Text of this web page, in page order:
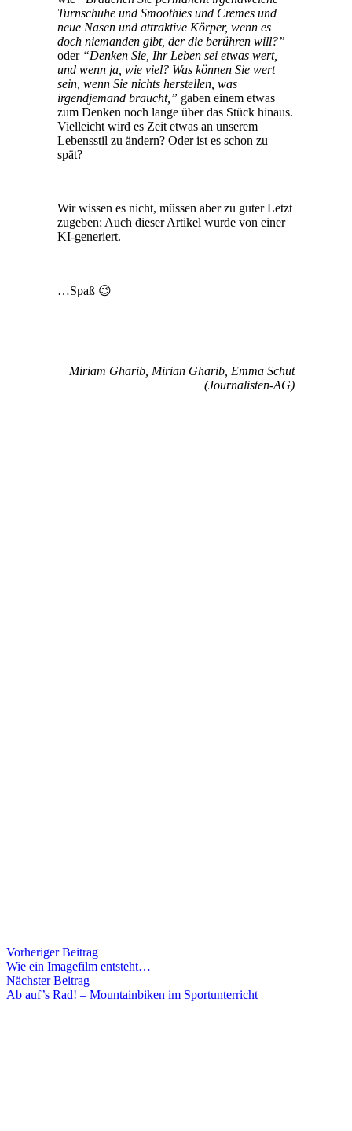
Turnschuhe und Smoothies und Cremes und
neue Nasen und attraktive Körper, wenn es
doch niemanden gibt, der die berühren will?”
oder “Denken Sie, Ihr Leben sei etwas wert,
und wenn ja, wie viel? Was können Sie wert
sein, wenn Sie nichts herstellen, was
irgendjemand braucht,” gaben einem etwas
zum Denken noch lange über das Stück hinaus.
Vielleicht wird es Zeit etwas an unserem
Lebensstil zu ändern? Oder ist es schon zu
spät?
Wir wissen es nicht, müssen aber zu guter Letzt
zugeben: Auch dieser Artikel wurde von einer
KI-generiert.
…Spaß 😉
Miriam Gharib, Mirian Gharib, Emma Schut
(Journalisten-AG)
Vorheriger Beitrag
Wie ein Imagefilm entsteht…
Nächster Beitrag
Ab auf’s Rad! – Mountainbiken im Sportunterricht